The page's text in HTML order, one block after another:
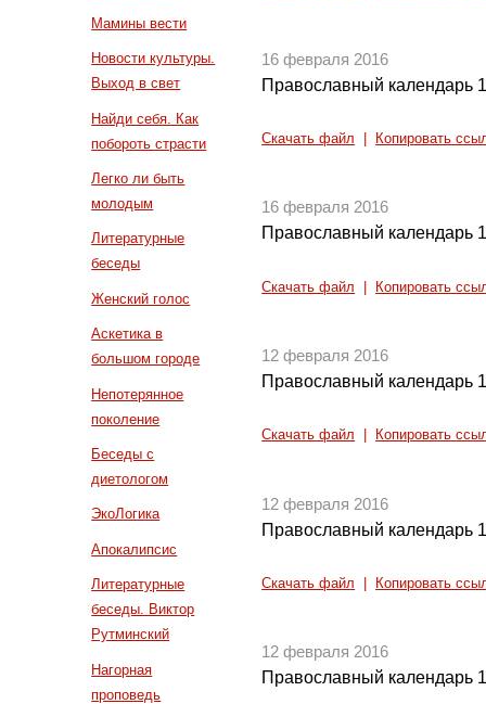
Мамины вести
Новости культуры.
Выход в свет
Найди себя. Как
побороть страсти
Легко ли быть
молодым
Литературные
беседы
Женский голос
Аскетика в
большом городе
Непотерянное
поколение
Беседы с
диетологом
ЭкоЛогика
Апокалипсис
Литературные
беседы. Виктор
Рутминский
Нагорная
проповедь
16 февраля 2016
Православный календарь
Скачать файл Копировать
16 февраля 2016
Православный календарь
Скачать файл Копировать
12 февраля 2016
Православный календарь
Скачать файл Копировать
12 февраля 2016
Православный календарь
Скачать файл Копировать
12 февраля 2016
Православный календарь